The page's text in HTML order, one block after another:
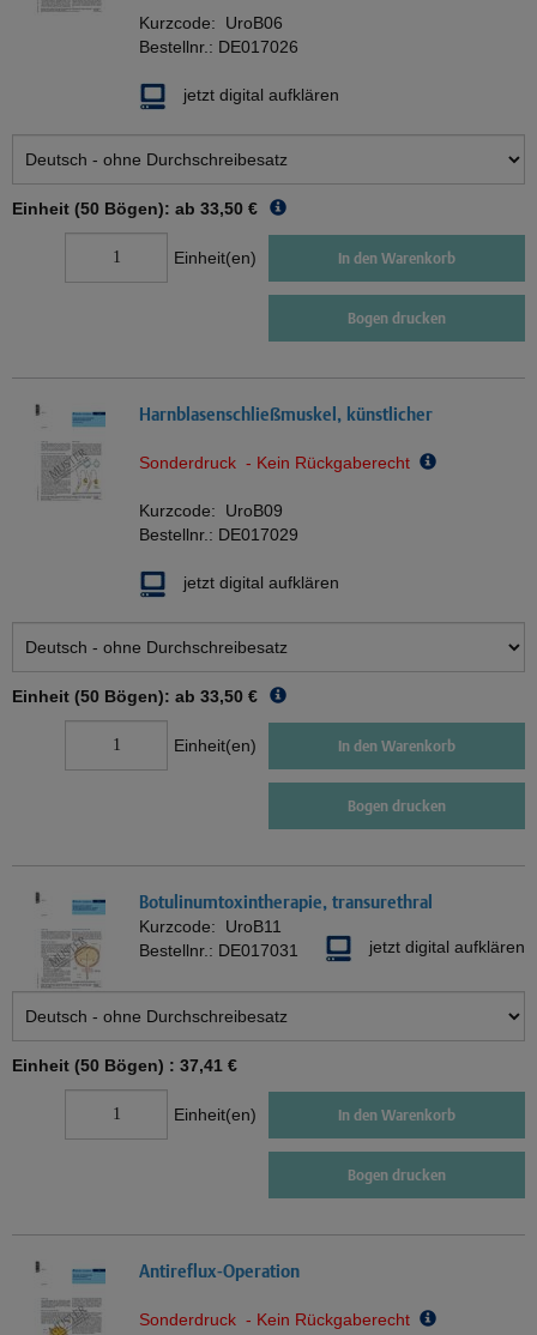
Kurzcode: UroB06
Bestellnr.: DE017026
jetzt digital aufklären
Einheit (50 Bögen): ab 33,50 €
Einheit(en) In den Warenkorb
Bogen drucken
Harnblasenschließmuskel, künstlicher
Sonderdruck - Kein Rückgaberecht
Kurzcode: UroB09
Bestellnr.: DE017029
jetzt digital aufklären
Einheit (50 Bögen): ab 33,50 €
Einheit(en) In den Warenkorb
Bogen drucken
Botulinumtoxintherapie, transurethral
Kurzcode: UroB11
Bestellnr.: DE017031 jetzt digital aufklären
Einheit (50 Bögen) : 37,41 €
Einheit(en) In den Warenkorb
Bogen drucken
Antireflux-Operation
Sonderdruck - Kein Rückgaberecht